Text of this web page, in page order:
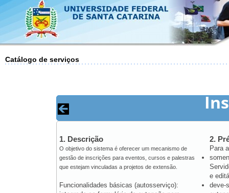
Catálogo de serviços
1. Descrição
O objetivo do sistema é oferecer um mecanismo de
gestão de inscrições para eventos, cursos e palestras
que estejam vinculadas a projetos de extensão.
Funcionalidades básicas (autosserviço):
2.
Para
e
deve-